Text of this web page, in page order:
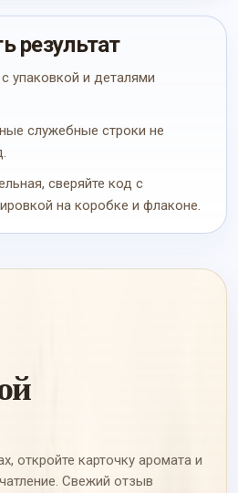
результат
упаковкой и деталями
служебные строки не
сверяйте код с
на коробке и флаконе.
откройте карточку аромата и
Свежий отзыв